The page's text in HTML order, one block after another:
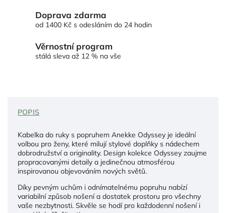
Doprava zdarma
od 1400 Kč s odesláním do 24 hodin
Věrnostní program
stálá sleva až 12 % na vše
POPIS
Kabelka do ruky s popruhem Anekke Odyssey je ideální
volbou pro ženy, které milují stylové doplňky s nádechem
dobrodružství a originality. Design kolekce Odyssey zaujme
propracovanými detaily a jedinečnou atmosférou
inspirovanou objevováním nových světů.
Díky pevným uchům i odnímatelnému popruhu nabízí
variabilní způsob nošení a dostatek prostoru pro všechny
vaše nezbytnosti. Skvěle se hodí pro každodenní nošení i